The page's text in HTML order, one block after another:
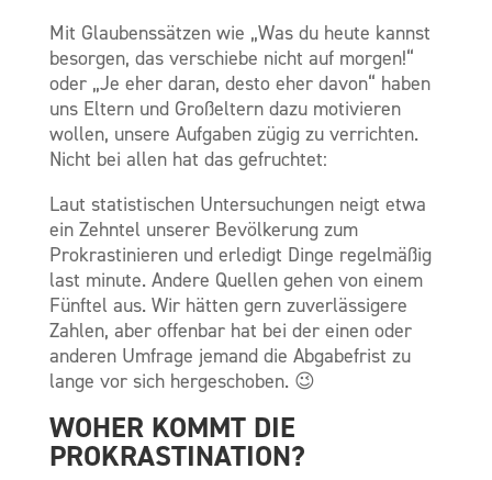
Mit Glaubenssätzen wie „Was du heute kannst
besorgen, das verschiebe nicht auf morgen!“
oder „Je eher daran, desto eher davon“ haben
uns Eltern und Großeltern dazu motivieren
wollen, unsere Aufgaben zügig zu verrichten.
Nicht bei allen hat das gefruchtet:
Laut statistischen Untersuchungen neigt etwa
ein Zehntel unserer Bevölkerung zum
Prokrastinieren und erledigt Dinge regelmäßig
last minute. Andere Quellen gehen von einem
Fünftel aus. Wir hätten gern zuverlässigere
Zahlen, aber offenbar hat bei der einen oder
anderen Umfrage jemand die Abgabefrist zu
lange vor sich hergeschoben. 😉
WOHER KOMMT DIE
PROKRASTINATION?